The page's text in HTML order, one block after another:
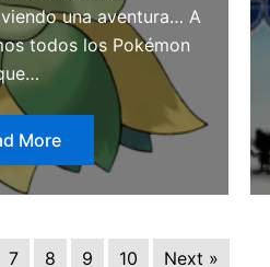
una aventura… A
todos los Pokémon
More
7 8 9 10 Next »